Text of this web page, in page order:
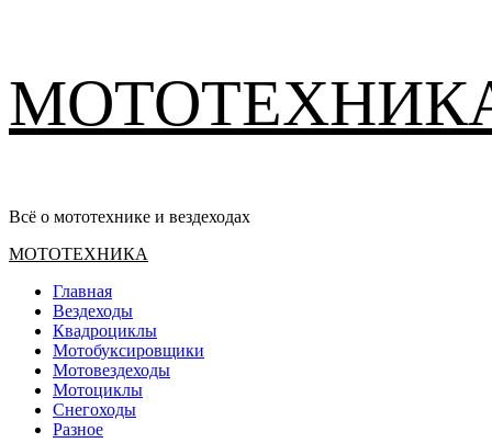
содержимому
Всё о мототехнике и вездеходах
Основное
МОТОТЕХНИКА
Главная
Вездеходы
Квадроциклы
Мотобуксировщики
Мотовездеходы
Мотоциклы
Снегоходы
Разное